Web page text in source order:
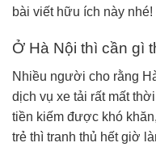
bài viết hữu ích này nhé!
Ở Hà Nội thì cần gì
Nhiều người cho rằng
dịch vụ xe tải rất mất
tiền kiếm được khó
trẻ thì tranh thủ hết giờ